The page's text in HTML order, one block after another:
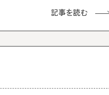
記事を読む